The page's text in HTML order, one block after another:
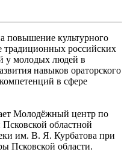
повышение культурного
традиционных российских
у молодых людей в
навыков ораторского
в сфере
Молодёжный центр по
областной
им. В. Я. Курбатова при
Псковской области.